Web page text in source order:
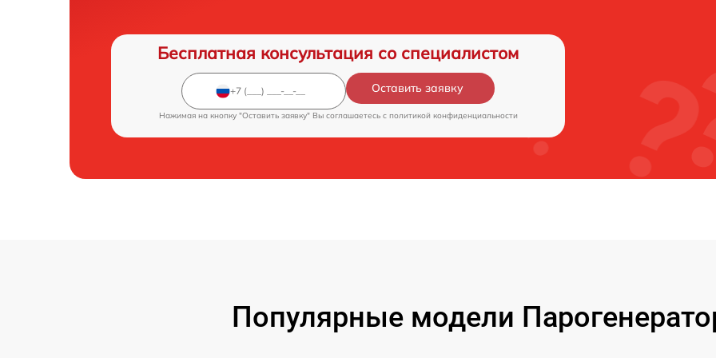
Бесплатная консультация со специалистом
Оставить заявку
Нажимая на кнопку "Оставить заявку" Вы соглашаетесь c политикой конфиденциальности
Популярные модели